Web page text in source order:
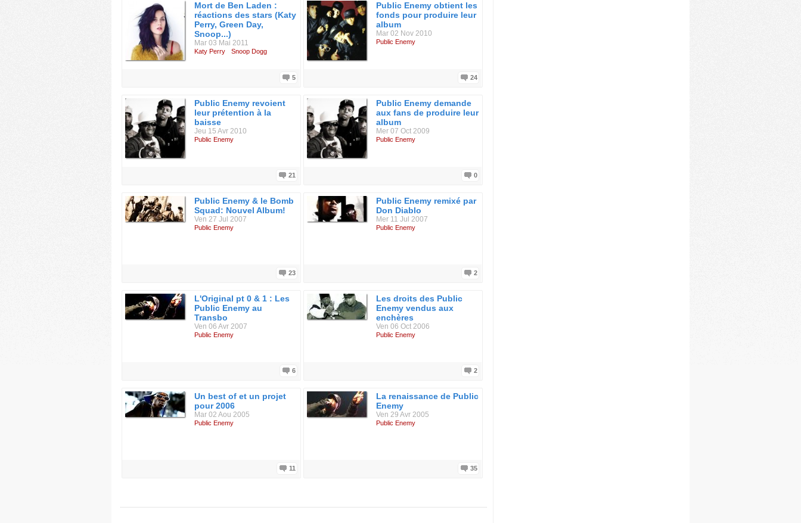
Mort de Ben Laden :
réactions des stars (Katy
Perry, Green Day,
Snoop...)
Mar 03 Mai 2011
Katy Perry Snoop Dogg
5
Public Enemy obtient les
fonds pour produire leur
album
Mar 02 Nov 2010
Public Enemy
24
Public Enemy revoient
leur prétention à la
baisse
Jeu 15 Avr 2010
Public Enemy
21
Public Enemy demande
aux fans de produire leur
album
Mer 07 Oct 2009
Public Enemy
0
Public Enemy & le Bomb
Squad: Nouvel Album!
Ven 27 Jul 2007
Public Enemy
23
Public Enemy remixé par
Don Diablo
Mer 11 Jul 2007
Public Enemy
2
L'Original pt 0 & 1 : Les
Public Enemy au
Transbo
Ven 06 Avr 2007
Public Enemy
6
Les droits des Public
Enemy vendus aux
enchères
Ven 06 Oct 2006
Public Enemy
2
Un best of et un projet
pour 2006
Mar 02 Aou 2005
Public Enemy
11
La renaissance de Public
Enemy
Ven 29 Avr 2005
Public Enemy
35